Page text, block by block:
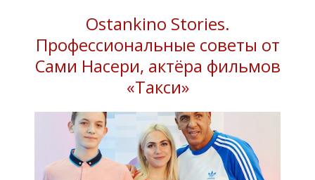
Ostankino Stories.
Профессиональные советы от
Сами Насери, актёра фильмов
«Такси»